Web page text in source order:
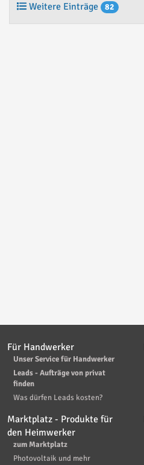
Weitere Einträge 82
Für Handwerker
Unser Service für Handwerker
Leads - Aufträge von privat
finden
Was dürfen Leads kosten?
Marktplatz - Produkte für
den Heimwerker
zum Marktplatz
Photovoltaik und mehr